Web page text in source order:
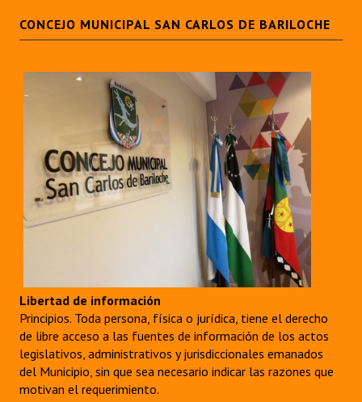
CONCEJO MUNICIPAL SAN CARLOS DE BARILOCHE
Libertad de información
Principios. Toda persona, física o jurídica, tiene el derecho
de libre acceso a las fuentes de información de los actos
legislativos, administrativos y jurisdiccionales emanados
del Municipio, sin que sea necesario indicar las razones que
motivan el requerimiento.